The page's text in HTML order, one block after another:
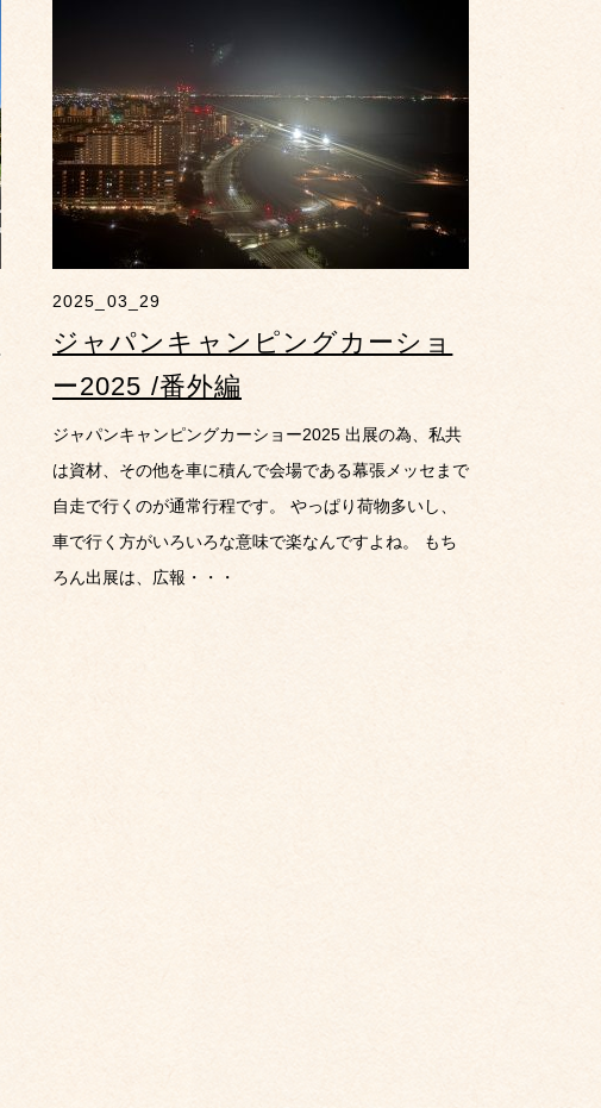
2025_03_29
ジャパンキャンピングカーショ
ー2025 /番外編
ジャパンキャンピングカーショー2025 出展の為、私共
は資材、その他を車に積んで会場である幕張メッセまで
自走で行くのが通常行程です。 やっぱり荷物多いし、
車で行く方がいろいろな意味で楽なんですよね。 もち
ろん出展は、広報・・・